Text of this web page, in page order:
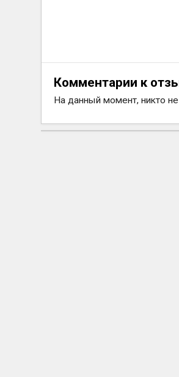
Комментарии к
На данный момент, никто